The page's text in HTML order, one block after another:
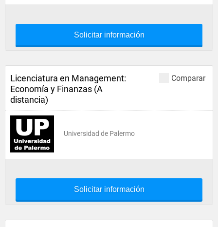
Solicitar información
Comparar
Licenciatura en Management:
Economía y Finanzas (A
distancia)
Universidad de Palermo
Solicitar información